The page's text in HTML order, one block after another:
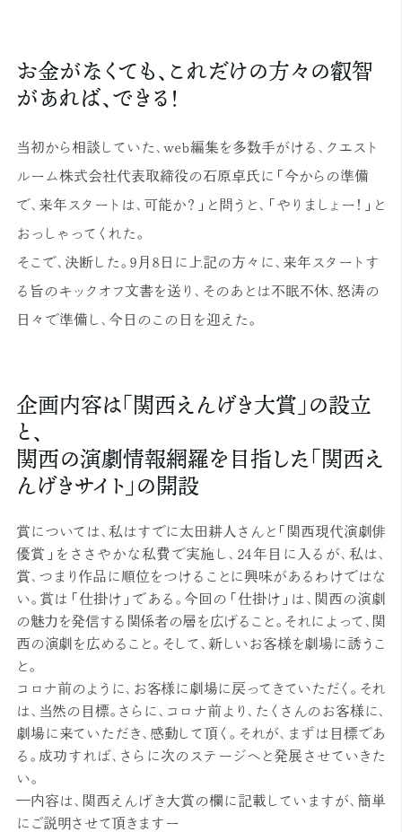
お金がなくても、これだけの方々の叡智
があれば、できる！
当初から相談していた、web編集を多数手がける、クエスト
ルーム株式会社代表取締役の石原卓氏に「今からの準備
で、来年スタートは、可能か？」と問うと、「やりましょー！」と
おっしゃってくれた。
そこで、決断した。9月8日に上記の方々に、来年スタートす
る旨のキックオフ文書を送り、そのあとは不眠不休、怒涛の
日々で準備し、今日のこの日を迎えた。
企画内容は「関西えんげき大賞」の設立
と、
関西の演劇情報網羅を目指した「関西え
んげきサイト」の開設
賞については、私はすでに太田耕人さんと「関西現代演劇俳
優賞」をささやかな私費で実施し、24年目に入るが、私は、
賞、つまり作品に順位をつけることに興味があるわけではな
い。賞は「仕掛け」である。今回の「仕掛け」は、関西の演劇
の魅力を発信する関係者の層を広げること。それによって、関
西の演劇を広めること。そして、新しいお客様を劇場に誘うこ
と。
コロナ前のように、お客様に劇場に戻ってきていただく。それ
は、当然の目標。さらに、コロナ前より、たくさんのお客様に、
劇場に来ていただき、感動して頂く。それが、まずは目標であ
る。成功すれば、さらに次のステージへと発展させていきた
い。
―内容は、関西えんげき大賞の欄に記載していますが、簡単
にご説明させて頂きますー